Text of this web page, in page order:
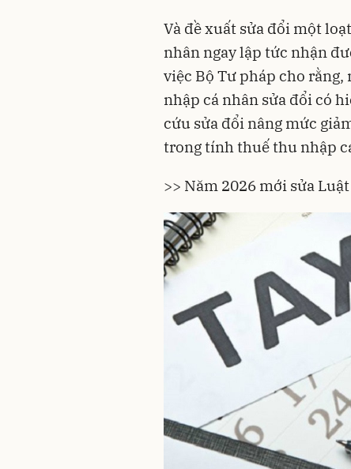
Và đề xuất sửa đổi một
nhân ngay lập tức nhận
việc Bộ Tư pháp cho
nhập cá nhân sửa đổi có
cứu sửa đổi nâng mức
trong tính thuế thu nhập
>> Năm 2026 mới sửa